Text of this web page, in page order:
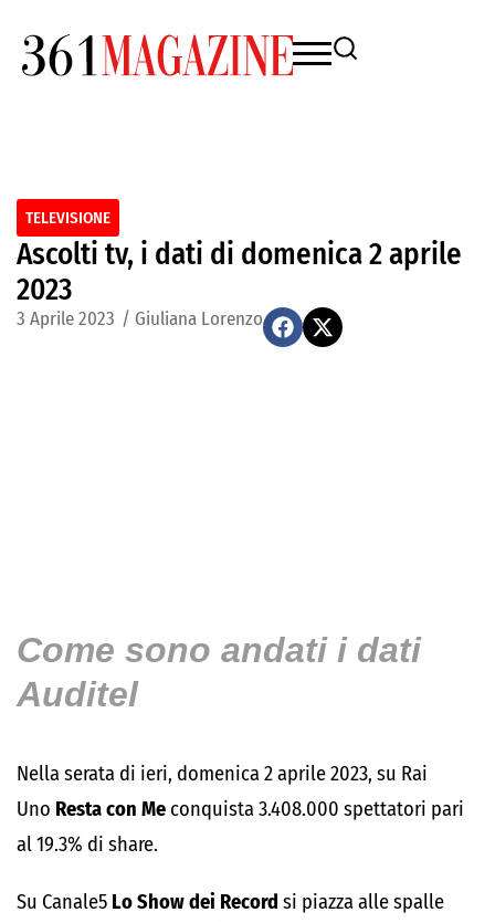
TELEVISIONE
Ascolti tv, i dati di domenica 2 aprile
2023
3 Aprile 2023 / Giuliana Lorenzo
Come sono andati i dati
Auditel
Nella serata di ieri, domenica 2 aprile 2023, su Rai
Uno Resta con Me conquista 3.408.000 spettatori pari
al 19.3% di share.
Su Canale5 Lo Show dei Record si piazza alle spalle